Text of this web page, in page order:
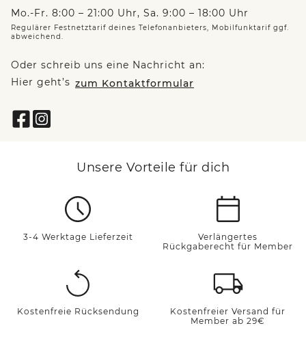
Mo.-Fr. 8:00 – 21:00 Uhr, Sa. 9:00 – 18:00 Uhr
Regulärer Festnetztarif deines Telefonanbieters, Mobilfunktarif ggf.
abweichend.
Oder schreib uns eine Nachricht an:
Hier geht’s zum Kontaktformular
Unsere Vorteile für dich
3-4 Werktage Lieferzeit
Verlängertes
Rückgaberecht für Member
Kostenfreie Rücksendung
Kostenfreier Versand für
Member ab 29€